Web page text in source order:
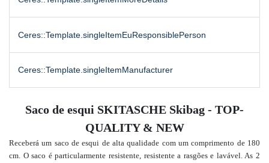
Ceres::Template.singleItemEuResponsiblePerson
Ceres::Template.singleItemManufacturer
Saco de esqui SKITASCHE Skibag - TOP-
QUALITY & NEW
Receberá um saco de esqui de alta qualidade com um comprimento de 180
cm. O saco é particularmente resistente, resistente a rasgões e lavável. As 2